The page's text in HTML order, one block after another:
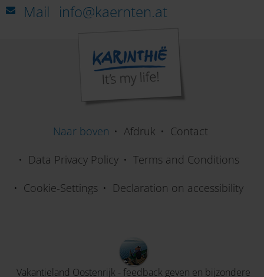
Mail info@kaernten.at
Naar boven Afdruk
Contact
Data Privacy Policy
Terms and Conditions
Cookie-Settings
Declaration on accessibility
Vakantieland Oostenrijk - feedback geven en bijzondere